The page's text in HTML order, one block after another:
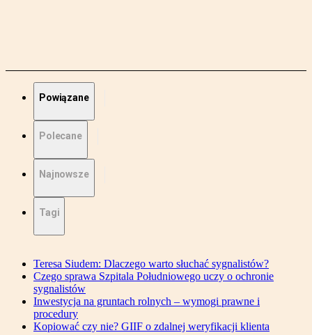
Powiązane
Polecane
Najnowsze
Tagi
Teresa Siudem: Dlaczego warto słuchać sygnalistów?
Czego sprawa Szpitala Południowego uczy o ochronie
sygnalistów
Inwestycja na gruntach rolnych – wymogi prawne i
procedury
Kopiować czy nie? GIIF o zdalnej weryfikacji klienta